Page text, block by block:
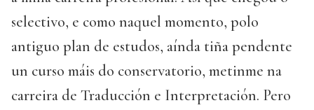
selectivo, e como naquel momento, polo
antiguo plan de estudos, aínda tiña pendente
un curso máis do conservatorio, metinme na
carreira de Traducción e Interpretación. Pero